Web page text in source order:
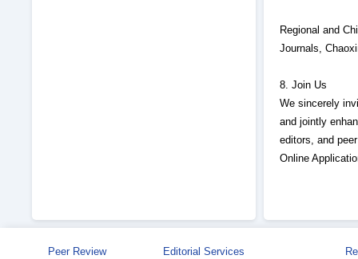
Regional and
Journals,
8. Join Us
We sincerely
and jointly
editors, and
Online
Peer Review
Editorial Services